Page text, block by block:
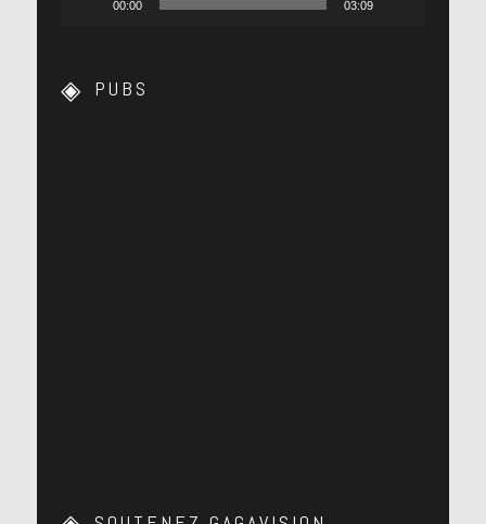
00:00 03:09
PUBS